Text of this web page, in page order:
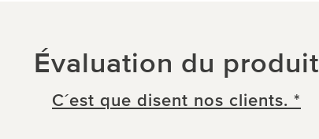
Évaluation du produit
C´est que disent nos clients. *